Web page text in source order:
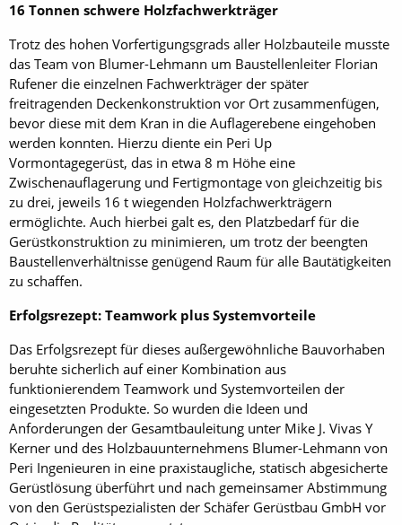
16 Tonnen schwere Holzfachwerkträger
Trotz des hohen Vorfertigungsgrads aller Holzbauteile musste
das Team von Blumer-Lehmann um Baustellenleiter Florian
Rufener die einzelnen Fachwerkträger der später
freitragenden Deckenkonstruktion vor Ort zusammenfügen,
bevor diese mit dem Kran in die Auflagerebene eingehoben
werden konnten. Hierzu diente ein Peri Up
Vormontagegerüst, das in etwa 8 m Höhe eine
Zwischenauflagerung und Fertigmontage von gleichzeitig bis
zu drei, jeweils 16 t wiegenden Holzfachwerkträgern
ermöglichte. Auch hierbei galt es, den Platzbedarf für die
Gerüstkonstruktion zu minimieren, um trotz der beengten
Baustellenverhältnisse genügend Raum für alle Bautätigkeiten
zu schaffen.
Erfolgsrezept: Teamwork plus Systemvorteile
Das Erfolgsrezept für dieses außergewöhnliche Bauvorhaben
beruhte sicherlich auf einer Kombination aus
funktionierendem Teamwork und Systemvorteilen der
eingesetzten Produkte. So wurden die Ideen und
Anforderungen der Gesamtbauleitung unter Mike J. Vivas Y
Kerner und des Holzbauunternehmens Blumer-Lehmann von
Peri Ingenieuren in eine praxistaugliche, statisch abgesicherte
Gerüstlösung überführt und nach gemeinsamer Abstimmung
von den Gerüstspezialisten der Schäfer Gerüstbau GmbH vor